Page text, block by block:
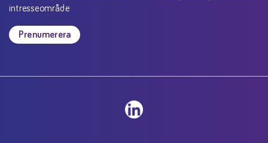
intresseområde
Prenumerera